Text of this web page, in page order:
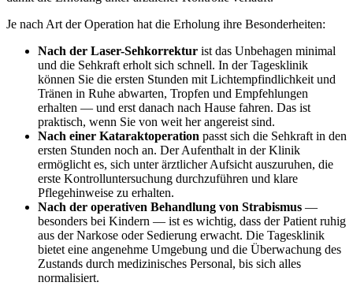
Je nach Art der Operation hat die Erholung ihre Besonderheiten:
Nach der Laser-Sehkorrektur ist das Unbehagen minimal
und die Sehkraft erholt sich schnell. In der Tagesklinik
können Sie die ersten Stunden mit Lichtempfindlichkeit und
Tränen in Ruhe abwarten, Tropfen und Empfehlungen
erhalten — und erst danach nach Hause fahren. Das ist
praktisch, wenn Sie von weit her angereist sind.
Nach einer Kataraktoperation passt sich die Sehkraft in den
ersten Stunden noch an. Der Aufenthalt in der Klinik
ermöglicht es, sich unter ärztlicher Aufsicht auszuruhen, die
erste Kontrolluntersuchung durchzuführen und klare
Pflegehinweise zu erhalten.
Nach der operativen Behandlung von Strabismus —
besonders bei Kindern — ist es wichtig, dass der Patient ruhig
aus der Narkose oder Sedierung erwacht. Die Tagesklinik
bietet eine angenehme Umgebung und die Überwachung des
Zustands durch medizinisches Personal, bis sich alles
normalisiert.